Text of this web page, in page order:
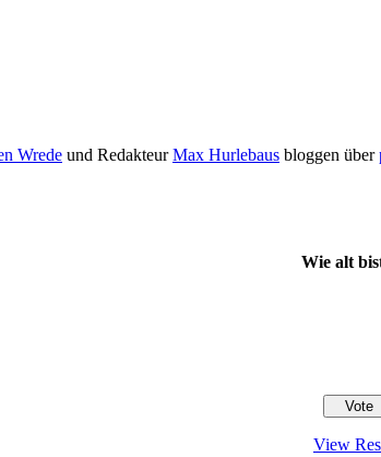
Wrede und RedakteurMax Hurlebaus bloggen über
Wie alt
View